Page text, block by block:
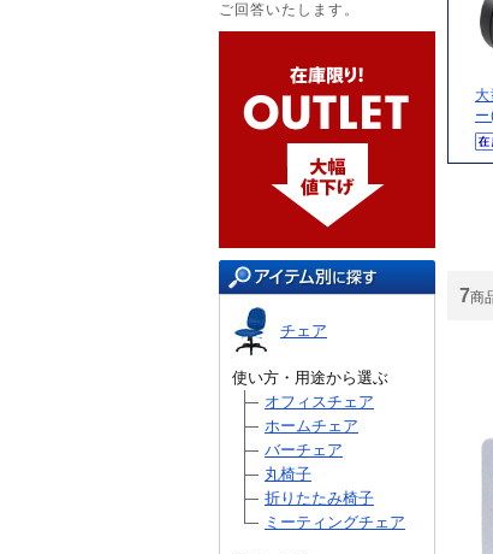
ご回答いたします。
チェア
使い方・用途から選ぶ
オフィスチェア
ホームチェア
バーチェア
丸椅子
折りたたみ椅子
ミーティングチェア
7商